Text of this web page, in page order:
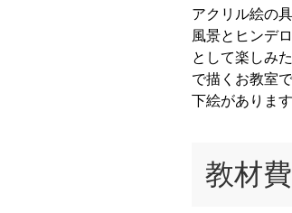
アクリル絵の
風景とヒンデ
として楽しみ
で描くお教室で
下絵がありま
教材